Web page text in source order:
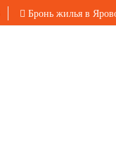
Бронь жилья в